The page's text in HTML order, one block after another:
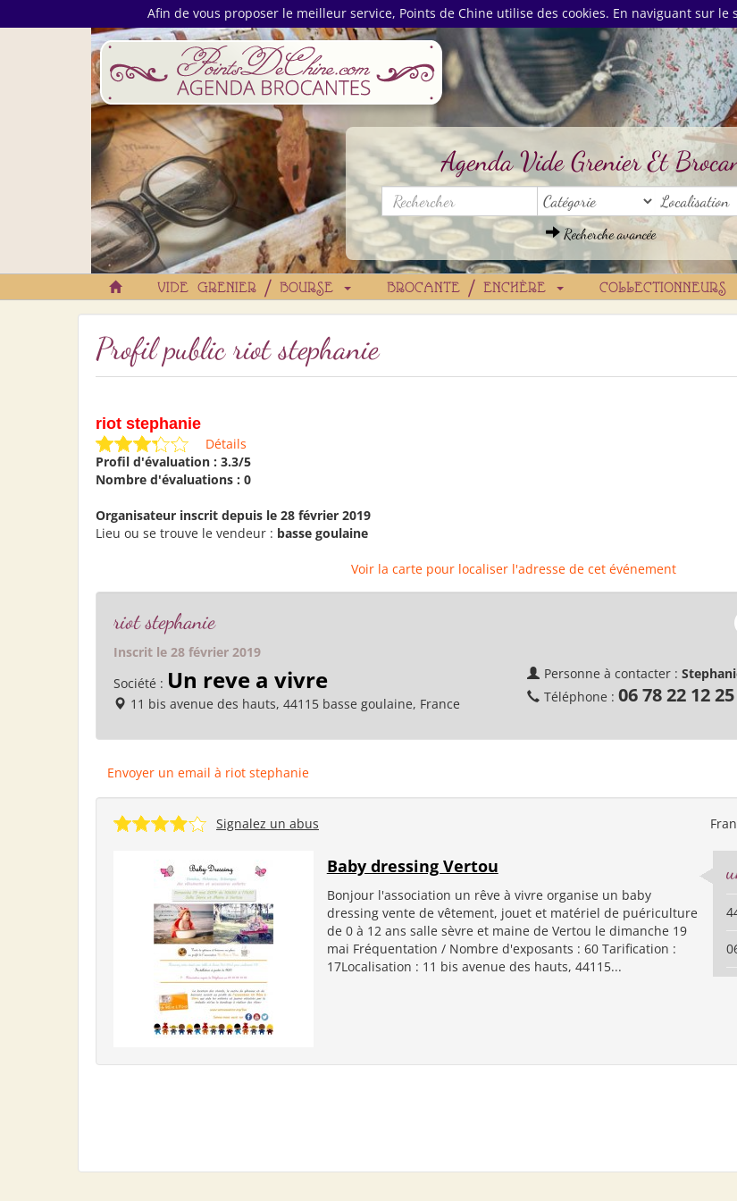
Afin de vous proposer le meilleur service, Points de Chine utilise des cookies. En naviguant sur
Agenda Vide Grenier Et
Recherche avancée
VIDE GRENIER / BOURSE BROCANTE / ENCHÈRE COLLECTIONNEURS
Profil public riot stephanie
riot stephanie
Détails
Profil d'évaluation : 3.3/5
Nombre d'évaluations : 0
Organisateur inscrit depuis le 28 février 2019
Lieu ou se trouve le vendeur : basse goulaine
Voir la carte pour localiser l'adresse de cet événement
riot stephanie
Inscrit le 28 février 2019
Société : Un reve a vivre
11 bis avenue des hauts, 44115 basse goulaine, France
Personne à contacter :
Téléphone : 06 78 22 12 25
Envoyer un email à riot stephanie
Signalez un abus
Baby dressing Vertou
Bonjour l'association un rêve à vivre organise un baby
dressing vente de vêtement, jouet et matériel de puériculture
de 0 à 12 ans salle sèvre et maine de Vertou le dimanche 19
mai Fréquentation / Nombre d'exposants : 60 Tarification :
17Localisation : 11 bis avenue des hauts, 44115...